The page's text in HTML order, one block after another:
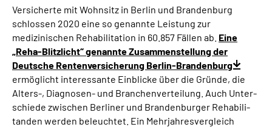
Versicherte mit Wohnsitz in Berlin und Brandenburg
schlossen 2020 eine so genannte Leistung zur
medizinischen Rehabilitation in 60.857 Fällen ab. Eine
„Reha-Blitzlicht“ genannte Zusammenstellung der
Deutsche Rentenversicherung Berlin-Brandenburg
ermöglicht interessante Einblicke über die Gründe, die
Alters-, Diagnosen- und Branchenverteilung. Auch Unter­
schie­de zwischen Berliner und Brandenburger Rehabili­
tanden werden beleuch­tet. Ein Mehrjahresvergleich